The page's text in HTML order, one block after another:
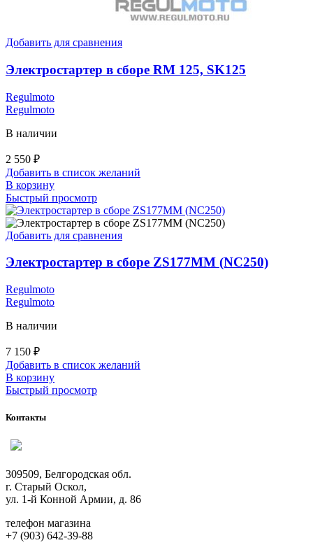
Добавить для сравнения
Электростартер в сборе RM 125, SK125
Regulmoto
Regulmoto
В наличии
2 550 ₽
Добавить в список желаний
В корзину
Быстрый просмотр
Добавить для сравнения
Электростартер в сборе ZS177MM (NC250)
Regulmoto
Regulmoto
В наличии
7 150 ₽
Добавить в список желаний
В корзину
Быстрый просмотр
Контакты
309509, Белгородская обл.
г. Старый Оскол,
ул. 1-й Конной Армии, д. 86
телефон магазина
+7 (903) 642-39-88